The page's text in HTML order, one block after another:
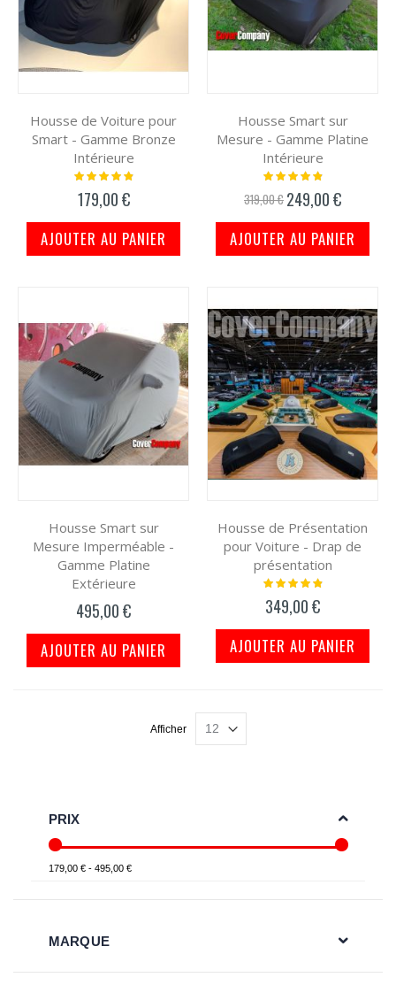
Housse de Voiture pour
Smart - Gamme Bronze
Intérieure
Notation:
179,00 €
AJOUTER AU PANIER
Housse Smart sur
Mesure - Gamme Platine
Intérieure
Notation:
319,00 € Prix
spécial
249,00 €
AJOUTER AU PANIER
Housse Smart sur
Mesure Imperméable -
Gamme Platine
Extérieure
495,00 €
AJOUTER AU PANIER
Housse de Présentation
pour Voiture - Drap de
présentation
Notation:
349,00 €
AJOUTER AU PANIER
Afficher
PRIX
179,00 € - 495,00 €
MARQUE